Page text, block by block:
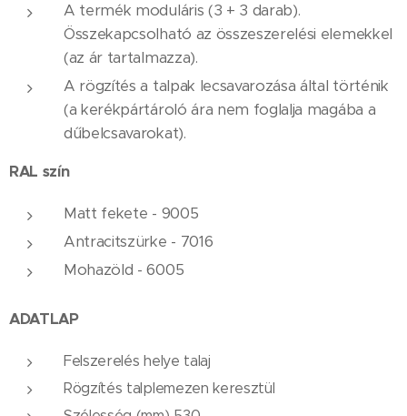
A termék moduláris (3 + 3 darab).
Összekapcsolható az összeszerelési elemekkel
(az ár tartalmazza).
A rögzítés a talpak lecsavarozása által történik
(a kerékpártároló ára nem foglalja magába a
dűbelcsavarokat).
RAL szín
Matt fekete - 9005
Antracitszürke - 7016
Mohazöld - 6005
ADATLAP
Felszerelés helye talaj
Rögzítés talplemezen keresztül